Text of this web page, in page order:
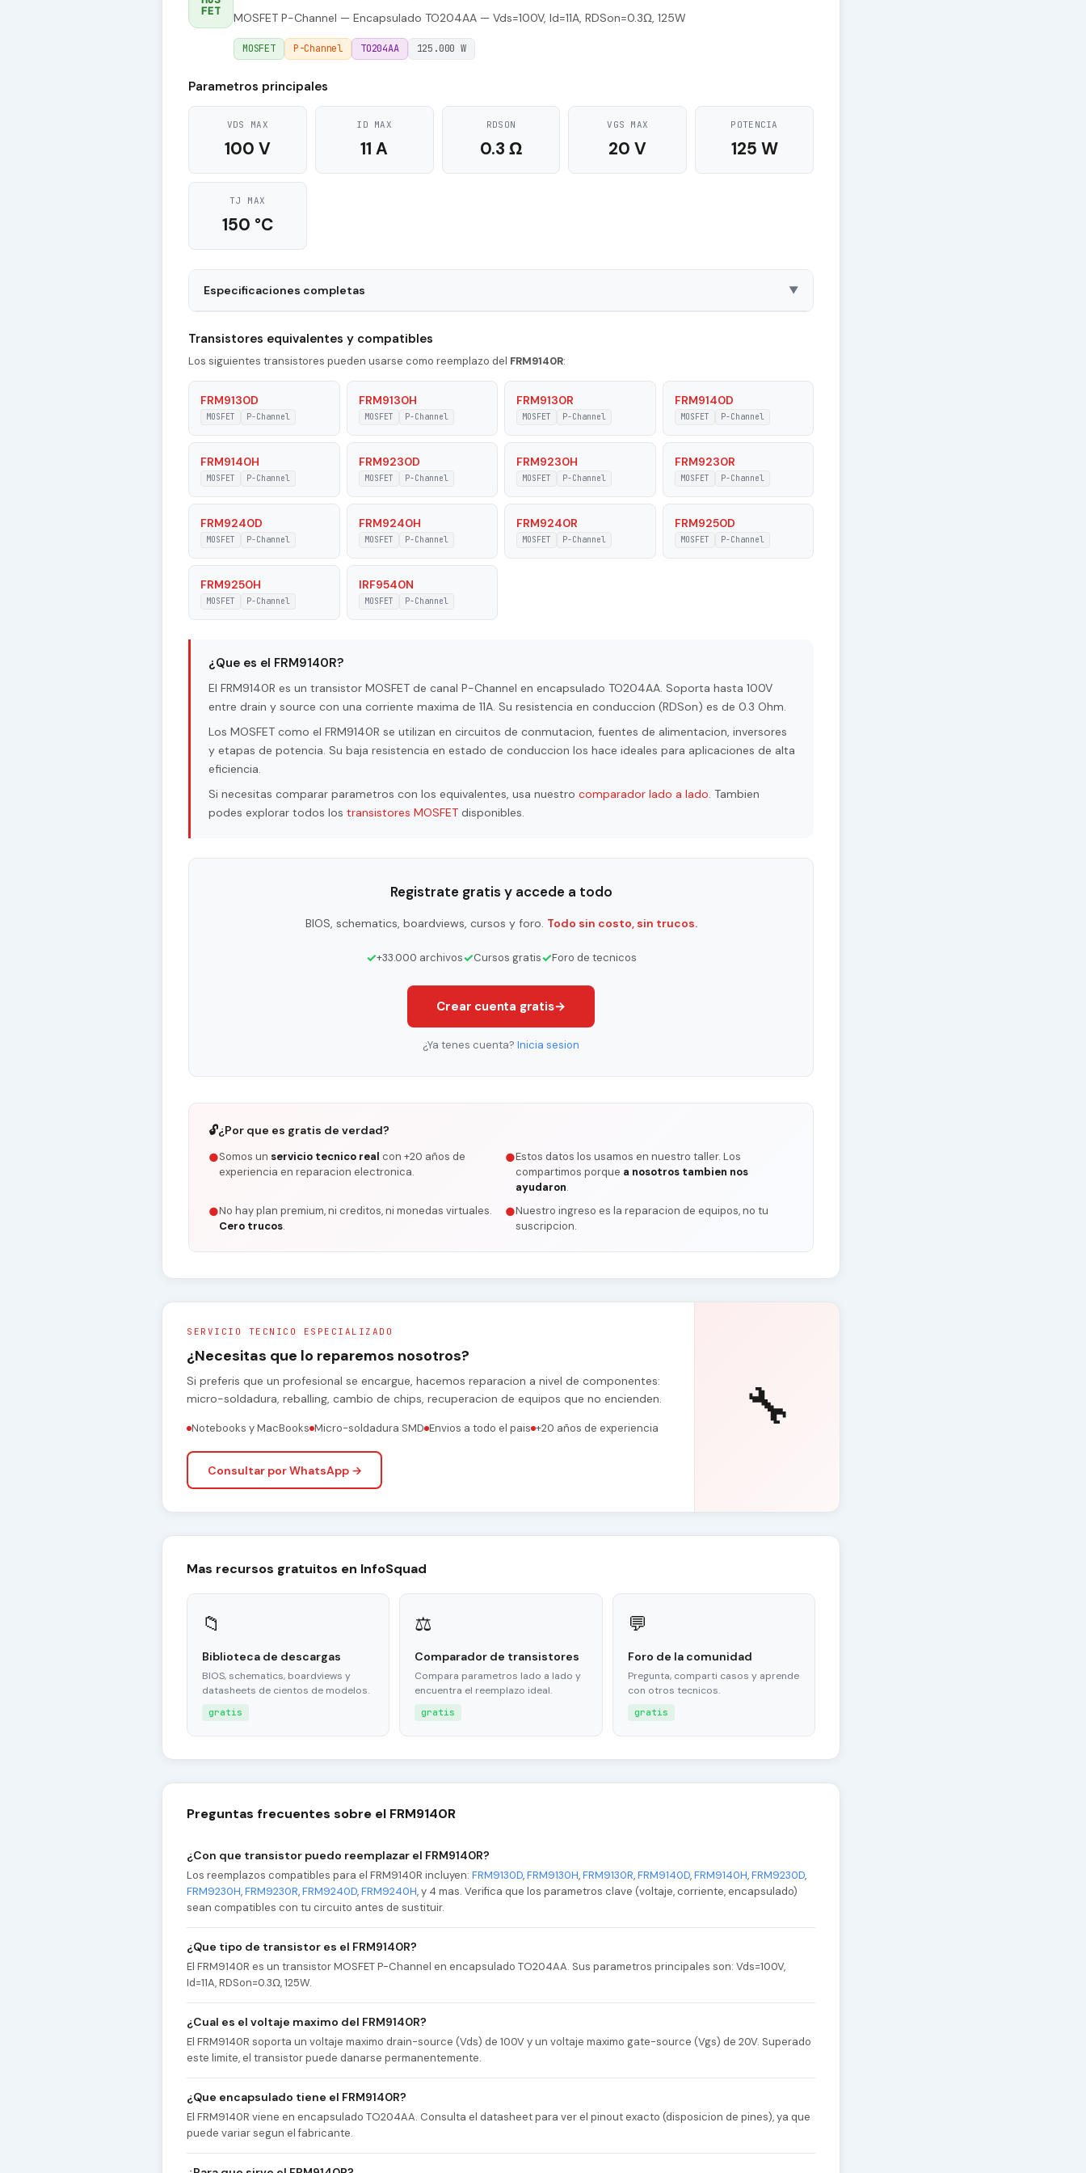
FET
MOSFET P-Channel — Encapsulado TO204AA — Vds=100V, Id=11A, RDSon=0.3Ω, 125W
MOSFET P-Channel TO204AA 125.000 W
Parametros principales
VDS MAX
100 V
ID MAX
11 A
RDSON
0.3 Ω
VGS MAX
20 V
POTENCIA
125 W
TJ MAX
150 °C
Especificaciones completas ▼
tr - Rise Time 236 nS
P-Channel
Pd - Maximum Power Dissipation
Tj - Maximum Junction Temperature 150 °C
|Vgs| - Maximum Gate-Source Voltage
|Vds| - Maximum Drain-Source Voltage 100 V
RDSon - Maximum Drain-Source On-State
Resistance
Transistores equivalentes y compatibles
Los siguientes transistores pueden usarse como reemplazo del FRM9140R:
FRM9130D
MOSFET P-Channel
FRM9130H
MOSFET P-Channel
FRM9130R
MOSFET P-Channel
FRM9140D
MOSFET P-Channel
FRM9140H
MOSFET P-Channel
FRM9230D
MOSFET P-Channel
FRM9230H
MOSFET P-Channel
FRM9230R
MOSFET P-Channel
FRM9240D
MOSFET P-Channel
FRM9240H
MOSFET P-Channel
FRM9240R
MOSFET P-Channel
FRM9250D
MOSFET P-Channel
FRM9250H
MOSFET P-Channel
IRF9540N
MOSFET P-Channel
¿Que es el FRM9140R?
El FRM9140R es un transistor MOSFET de canal P-Channel en encapsulado TO204AA. Soporta hasta 100V
entre drain y source con una corriente maxima de 11A. Su resistencia en conduccion (RDSon) es de 0.3 Ohm.
Los MOSFET como el FRM9140R se utilizan en circuitos de conmutacion, fuentes de alimentacion, inversores
y etapas de potencia. Su baja resistencia en estado de conduccion los hace ideales para aplicaciones de alta
eficiencia.
Si necesitas comparar parametros con los equivalentes, usa nuestro comparador lado a lado. Tambien
podes explorar todos los transistores MOSFET disponibles.
Registrate gratis y accede a todo
BIOS, schematics, boardviews, cursos y foro. Todo sin costo, sin trucos.
✓+33.000 archivos✓Cursos gratis✓Foro de tecnicos
Crear cuenta gratis→
¿Ya tenes cuenta? Inicia sesion
🔓¿Por que es gratis de verdad?
●Somos un servicio tecnico real con +20 años de
experiencia en reparacion electronica.
●Estos datos los usamos en nuestro taller. Los
compartimos porque a nosotros tambien nos
ayudaron.
●No hay plan premium, ni creditos, ni monedas virtuales.
Cero trucos.
●Nuestro ingreso es la reparacion de equipos, no tu
suscripcion.
SERVICIO TECNICO ESPECIALIZADO
¿Necesitas que lo reparemos nosotros?
Si preferis que un profesional se encargue, hacemos reparacion a nivel de componentes:
micro-soldadura, reballing, cambio de chips, recuperacion de equipos que no encienden.
Notebooks y MacBooks Micro-soldadura SMD Envios a todo el pais +20 años de experiencia
Consultar por WhatsApp →
🔧
Mas recursos gratuitos en InfoSquad
📁
Biblioteca de descargas
BIOS, schematics, boardviews y
datasheets de cientos de modelos.
gratis
⚖
Comparador de transistores
Compara parametros lado a lado y
encuentra el reemplazo ideal.
gratis
💬
Foro de la comunidad
Pregunta, comparti casos y aprende
con otros tecnicos.
gratis
Preguntas frecuentes sobre el FRM9140R
¿Con que transistor puedo reemplazar el FRM9140R?
Los reemplazos compatibles para el FRM9140R incluyen: FRM9130D,FRM9130H,FRM9130R,FRM9140D,FRM9140H,FRM9230D,
FRM9230H,FRM9230R,FRM9240D,FRM9240H, y 4 mas. Verifica que los parametros clave (voltaje, corriente, encapsulado)
sean compatibles con tu circuito antes de sustituir.
¿Que tipo de transistor es el FRM9140R?
El FRM9140R es un transistor MOSFET P-Channel en encapsulado TO204AA. Sus parametros principales son: Vds=100V,
Id=11A, RDSon=0.3Ω, 125W.
¿Cual es el voltaje maximo del FRM9140R?
El FRM9140R soporta un voltaje maximo drain-source (Vds) de 100V y un voltaje maximo gate-source (Vgs) de 20V. Superado
este limite, el transistor puede danarse permanentemente.
¿Que encapsulado tiene el FRM9140R?
El FRM9140R viene en encapsulado TO204AA. Consulta el datasheet para ver el pinout exacto (disposicion de pines), ya que
puede variar segun el fabricante.